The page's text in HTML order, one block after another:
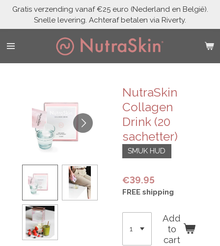
Skip
main
content
Gratis verzending vanaf €25 euro (Nederland en België).
Snelle levering. Achteraf betalen via Riverty.
NutraSkin
Collagen
Drink (20
sachetter)
SMUK HUD
€39.95
FREE shipping
Add
to
cart